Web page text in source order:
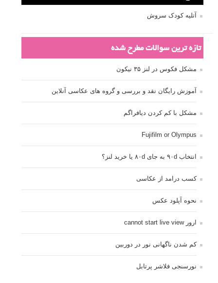
آتلیه کودک سروش
تازه ترین سوالات مطرح شده
مشکل فکوس در لنز ۳۵ نیکون
آموزش رایگان نقد و بررسی و گروه های عکاسی آنلاین
مشکل با کم کردن دیافراگم
Fujifilm or Olympus
انتخاب ۹۰d به جای ۸۰d یا خرید لنز؟
کسب درامد از عکاسی
نحوه آپلود عکس
ارور cannot start live view
کم شدن ناگهانی نور در دوربین
نورسنجی فلاشر پرتابل